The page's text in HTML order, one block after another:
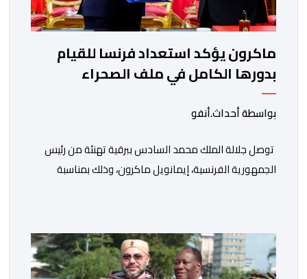
ماكرون يؤكد استعداد فرنسا للقيام
بدورها الكامل في ملف الصحراء
بواسطة أحداث.أنفو
توصل جلالة الملك محمد السادس ببرقية تهنئة من رئيس
الجمهورية الفرنسية، إيمانويل ماكرون، وذلك بمناسبة
مجددا التعبير لجلالته عن مشاعر الصداقة العميقة والمتينة
التي تكنها فرنسا وشعبها للمغرب وللشعب المغربي. وقال
الرئيس الفرنسي “لا يساورني أي شك في أن […]